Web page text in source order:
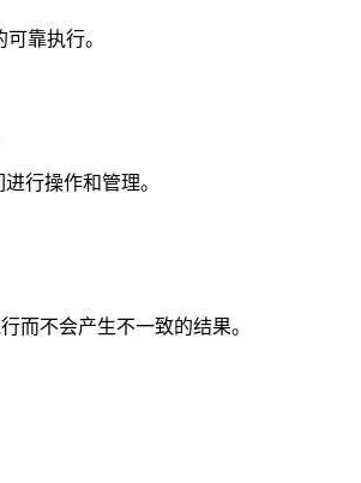
靠执行。
行操作和管理。
而不会产生不一致的结果。